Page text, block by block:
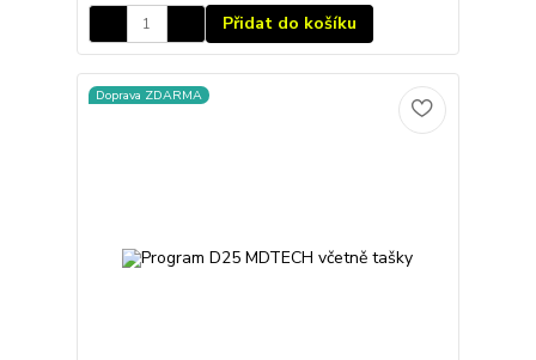
Přidat do košíku
Doprava ZDARMA